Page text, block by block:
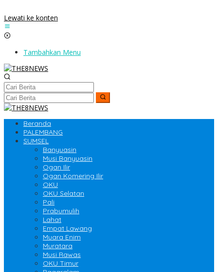
Lewati ke konten
Tambahkan Menu
Beranda
PALEMBANG
SUMSEL
Banyuasin
Musi Banyuasin
Ogan Ilir
Ogan Komering Ilir
OKU
OKU Selatan
Pali
Prabumulih
Lahat
Empat Lawang
Muara Enim
Muratara
Musi Rawas
OKU Timur